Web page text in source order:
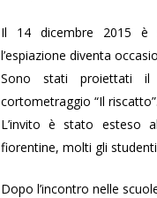
Il 14 dicembre 2015 è
l’espiazione diventa
Sono stati proiettati
cortometraggio “Il riscatto”.
L’invito è stato esteso
fiorentine, molti gli
Dopo l’incontro nelle